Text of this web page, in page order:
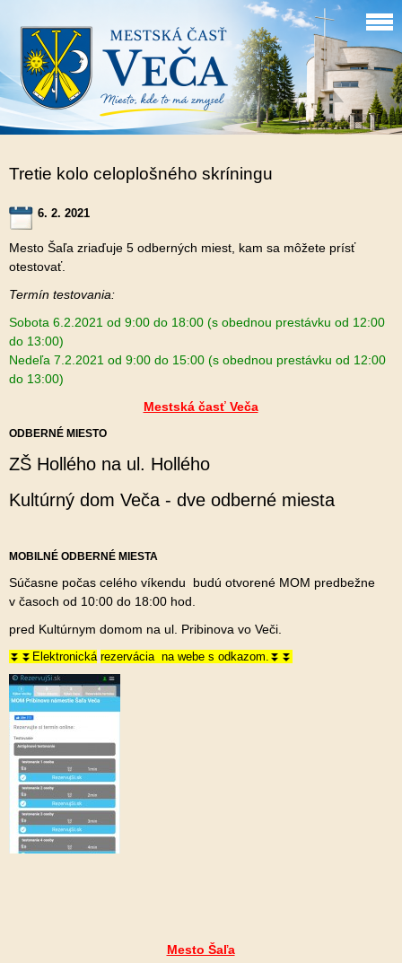
Tretie kolo celoplošného skríningu
6. 2. 2021
Mesto Šaľa zriaďuje 5 odberných miest, kam sa môžete prísť
otestovať.
Termín testovania:
Sobota 6.2.2021 od 9:00 do 18:00 (s obednou prestávku od 12:00
do 13:00)
Nedeľa 7.2.2021 od 9:00 do 15:00 (s obednou prestávku od 12:00
do 13:00)
Mestská časť Veča
ODBERNÉ MIESTO
ZŠ Hollého na ul. Hollého
Kultúrný dom Veča - dve odberné miesta
MOBILNÉ ODBERNÉ MIESTA
Súčasne počas celého víkendu budú otvorené MOM predbežne
v časoch od 10:00 do 18:00 hod.
pred Kultúrnym domom na ul. Pribinova vo Veči.
⏬⏬Elektronická rezervácia na webe s odkazom.⏬⏬
Mesto Šaľa